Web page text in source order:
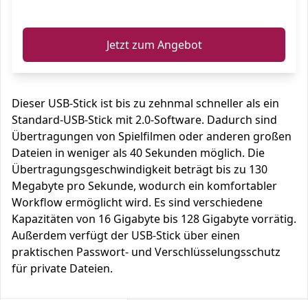
Jetzt zum Angebot
Dieser USB-Stick ist bis zu zehnmal schneller als ein
Standard-USB-Stick mit 2.0-Software. Dadurch sind
Übertragungen von Spielfilmen oder anderen großen
Dateien in weniger als 40 Sekunden möglich. Die
Übertragungsgeschwindigkeit beträgt bis zu 130
Megabyte pro Sekunde, wodurch ein komfortabler
Workflow ermöglicht wird. Es sind verschiedene
Kapazitäten von 16 Gigabyte bis 128 Gigabyte vorrätig.
Außerdem verfügt der USB-Stick über einen
praktischen Passwort- und Verschlüsselungsschutz
für private Dateien.